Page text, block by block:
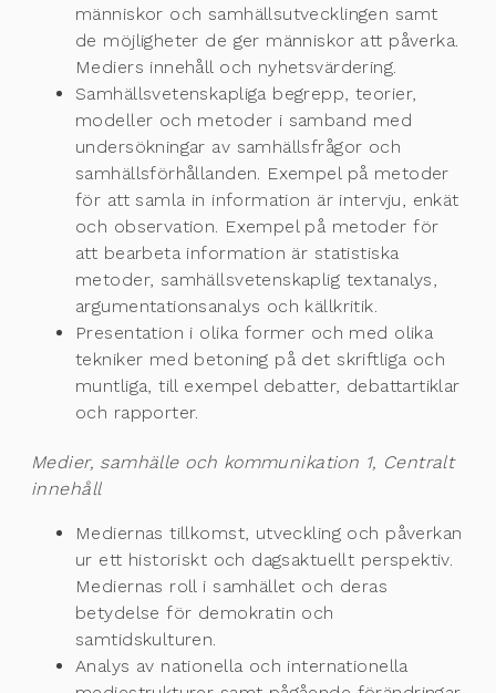
människor och samhällsutvecklingen samt
de möjligheter de ger människor att påverka.
Mediers innehåll och nyhetsvärdering.
Samhällsvetenskapliga begrepp, teorier,
modeller och metoder i samband med
undersökningar av samhällsfrågor och
samhällsförhållanden. Exempel på metoder
för att samla in information är intervju, enkät
och observation. Exempel på metoder för
att bearbeta information är statistiska
metoder, samhällsvetenskaplig textanalys,
argumentationsanalys och källkritik.
Presentation i olika former och med olika
tekniker med betoning på det skriftliga och
muntliga, till exempel debatter, debattartiklar
och rapporter.
Medier, samhälle och kommunikation 1, Centralt
innehåll
Mediernas tillkomst, utveckling och påverkan
ur ett historiskt och dagsaktuellt perspektiv.
Mediernas roll i samhället och deras
betydelse för demokratin och
samtidskulturen.
Analys av nationella och internationella